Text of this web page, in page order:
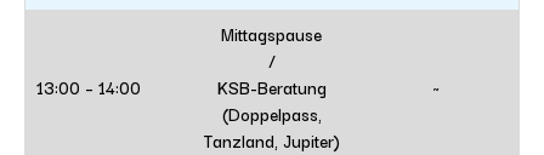
13:00 – 14:00
Mittagspause
/
KSB-Beratung
(Doppelpass,
Tanzland, Jupiter)
~